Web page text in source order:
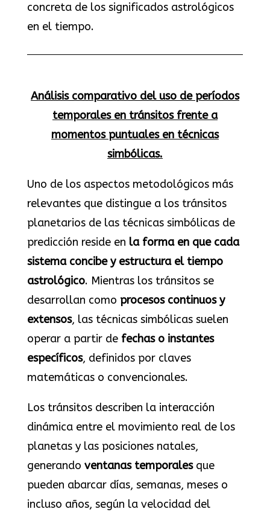
concreta de los significados astrológicos
en el tiempo.
Análisis comparativo del uso de períodos
temporales en tránsitos frente a
momentos puntuales en técnicas
simbólicas.
Uno de los aspectos metodológicos más
relevantes que distingue a los tránsitos
planetarios de las técnicas simbólicas de
predicción reside en la forma en que cada
sistema concibe y estructura el tiempo
astrológico. Mientras los tránsitos se
desarrollan como procesos continuos y
extensos, las técnicas simbólicas suelen
operar a partir de fechas o instantes
específicos, definidos por claves
matemáticas o convencionales.
Los tránsitos describen la interacción
dinámica entre el movimiento real de los
planetas y las posiciones natales,
generando ventanas temporalesque
pueden abarcar días, semanas, meses o
incluso años, según la velocidad del